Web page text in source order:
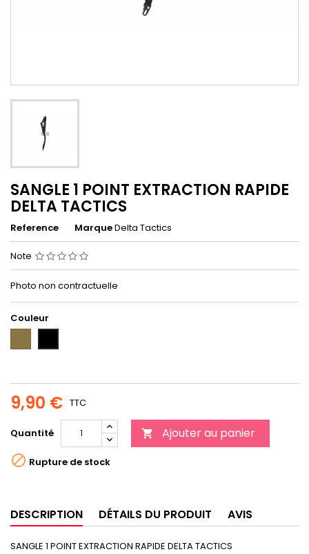
SANGLE 1 POINT EXTRACTION RAPIDE
DELTA TACTICS
Reference MarqueDelta Tactics
Note
Photo non contractuelle
Couleur
COYOTE
9,90 € TTC
Quantité  Ajouter au panier
 Rupture de stock
DESCRIPTION DÉTAILS DU PRODUIT AVIS
SANGLE 1 POINT EXTRACTION RAPIDE DELTA TACTICS